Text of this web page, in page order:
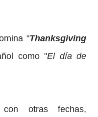
"Thanksgiving
como "El día de
otras fechas,